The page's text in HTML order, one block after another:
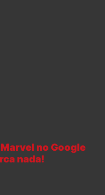
no Google
nada!